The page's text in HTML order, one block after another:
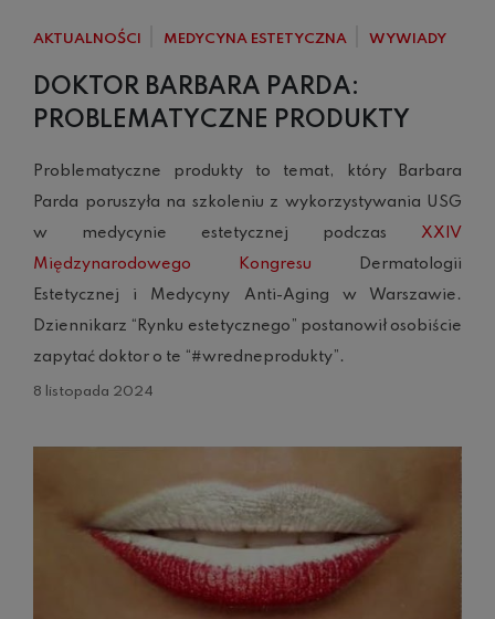
AKTUALNOŚCI MEDYCYNA ESTETYCZNA WYWIADY
DOKTOR BARBARA PARDA:
PROBLEMATYCZNE PRODUKTY
8 listopada 2024
Problematyczne produkty to temat, który Barbara
Parda poruszyła na szkoleniu z wykorzystywania USG
w medycynie estetycznej podczas XXIV
Międzynarodowego Kongresu Dermatologii
Estetycznej i Medycyny Anti-Aging w Warszawie.
Dziennikarz “Rynku estetycznego” postanowił osobiście
zapytać doktor o te “#wredneprodukty”.